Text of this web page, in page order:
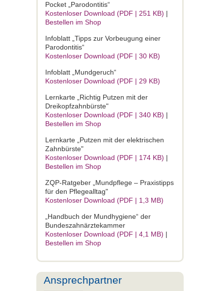
Pocket „Parodontitis“
Kostenloser Download (PDF | 251 KB) |
Bestellen im Shop
Infoblatt „Tipps zur Vorbeugung einer
Parodontitis“
Kostenloser Download (PDF | 30 KB)
Infoblatt „Mundgeruch“
Kostenloser Download (PDF | 29 KB)
Lernkarte „Richtig Putzen mit der
Dreikopfzahnbürste"
Kostenloser Download (PDF | 340 KB) |
Bestellen im Shop
Lernkarte „Putzen mit der elektrischen
Zahnbürste"
Kostenloser Download (PDF | 174 KB) |
Bestellen im Shop
ZQP-Ratgeber „Mundpflege – Praxistipps
für den Pflegealltag"
Kostenloser Download (PDF | 1,3 MB)
„Handbuch der Mundhygiene“ der
Bundeszahnärztekammer
Kostenloser Download (PDF | 4,1 MB) |
Bestellen im Shop
Ansprechpartner